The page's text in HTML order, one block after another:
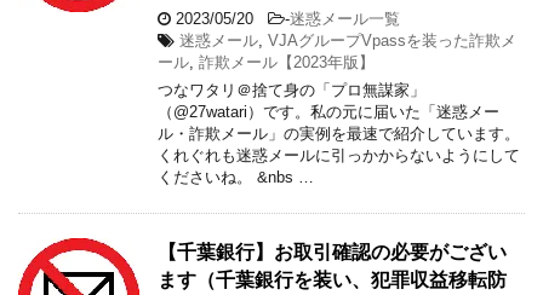
2023/05/20 -迷惑メール一覧
迷惑メール VJAグループVpassを装った詐欺メ
ール 詐欺メール【2023年版】
つなワタリ＠捨て身の「プロ無謀家」
（@27watari）です。私の元に届いた「迷惑メー
ル・詐欺メール」の実例を最速で紹介しています。
くれぐれも迷惑メールに引っかからないようにして
くださいね。 &nbs …
【千葉銀行】お取引確認の必要がござい
ます（千葉銀行を装い、犯罪収益移転防